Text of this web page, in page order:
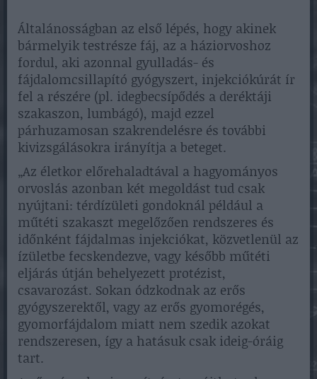
Általánosságban az első lépés, hogy akinek
bármelyik testrésze fáj, az a háziorvoshoz
fordul, aki azonnal gyulladás- és
fájdalomcsillapító gyógyszert, injekciókúrát ír
fel a részére (pl. idegbecsípődés a deréktáji
szakaszon, lumbágó), majd ezzel
párhuzamosan szakrendelésre és további
kivizsgálásokra irányítja a beteget.
„Az életkor előrehaladtával a hagyományos
orvoslás azonban két megoldást tud csak
nyújtani: térdízületi gondoknál például a
műtéti szakaszt megelőzően rendszeres és
időnként fájdalmas injekciókat, közvetlenül az
ízületbe fecskendezve, vagy később műtéti
eljárás útján behelyezett protézist,
csavarozást. Sokan ódzkodnak az erős
gyógyszerektől, vagy az erős gyomorégés,
gyomorfájdalom miatt nem szedik azokat
rendszeresen, így a hatásuk csak ideig-óráig
tart.